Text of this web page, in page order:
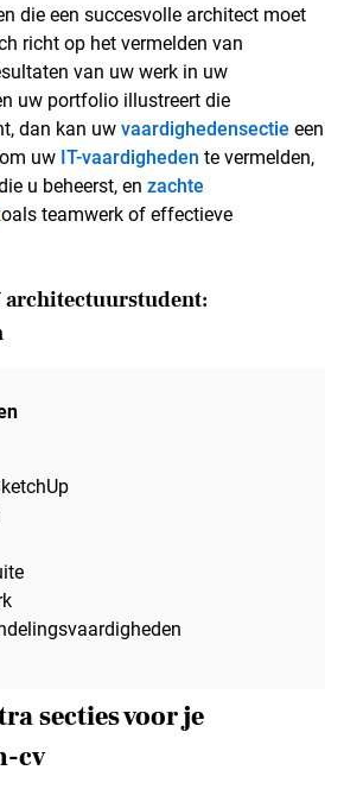
die een succesvolle architect moet
richt op het vermelden van
van uw werk in uw
uw portfolio illustreert die
dan kan uwvaardighedensectie een
uw IT-vaardigheden te vermelden,
u beheerst, en zachte
teamwerk of effectieve
architectuurstudent:
secties voor je
cv